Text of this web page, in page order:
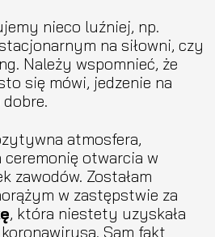
nieco luźniej, np.
na siłowni, czy
Należy wspomnieć, że
się mówi, jedzenie na
atmosfera,
otwarcia w
zawodów. Zostałam
w zastępstwie za
, która niestety uzyskała
Sam fakt